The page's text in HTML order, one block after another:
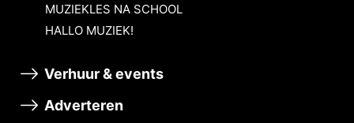
MUZIEKLES NA SCHOOL
HALLO MUZIEK!
Verhuur & events
Adverteren